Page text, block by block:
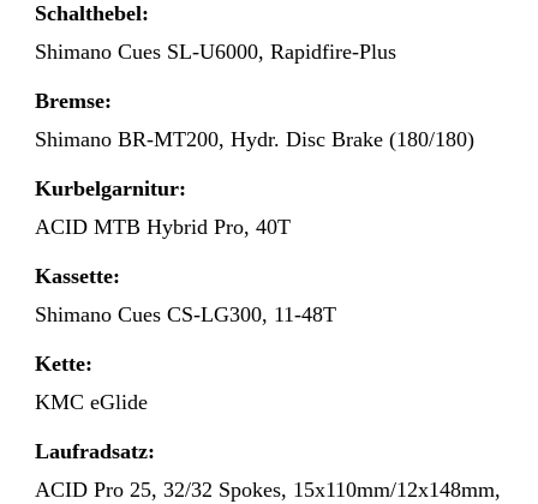
Schalthebel:
Shimano Cues SL-U6000, Rapidfire-Plus
Bremse:
Shimano BR-MT200, Hydr. Disc Brake (180/180)
Kurbelgarnitur:
ACID MTB Hybrid Pro, 40T
Kassette:
Shimano Cues CS-LG300, 11-48T
Kette:
KMC eGlide
Laufradsatz:
ACID Pro 25, 32/32 Spokes, 15x110mm/12x148mm,